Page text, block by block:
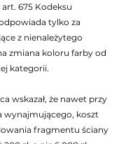
675 Kodeksu
tylko za
z nienależytego
zmiana koloru farby od
kategorii.
wskazał, że nawet przy
wynajmującego, koszt
fragmentu ściany